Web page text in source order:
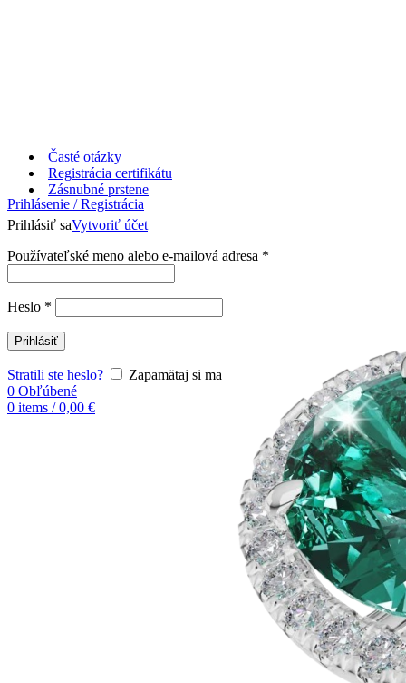
Časté otázky
Registrácia certifikátu
Prihlásenie / Registrácia
Prihlásiť saVytvoriť účet
Používateľské meno alebo e-mailová adresa *
Heslo *
Prihlásiť
Stratili ste heslo?
Zapamätaj si ma
0 Obľúbené
0 items / 0,00 €
Zásnubné prstene